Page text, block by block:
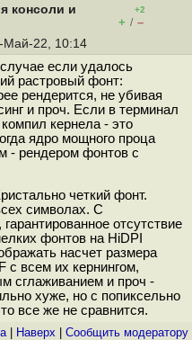
консоли и
+2
+ / –
Май-22, 10:14
если удалось
растровый фонт:
рендерится, не убивая
и проч. Если в терминал
кернела - это
ядро мощного проца
- рендером фонтов с
четкий фонт.
символах. С
отсутствие
фонтов на HiDPI
насчет размера
с всем их кернингом,
сглаживанием и проч -
хуже, но с попиксельно
все же не сравнится.
| Наверх Cообщить модератору